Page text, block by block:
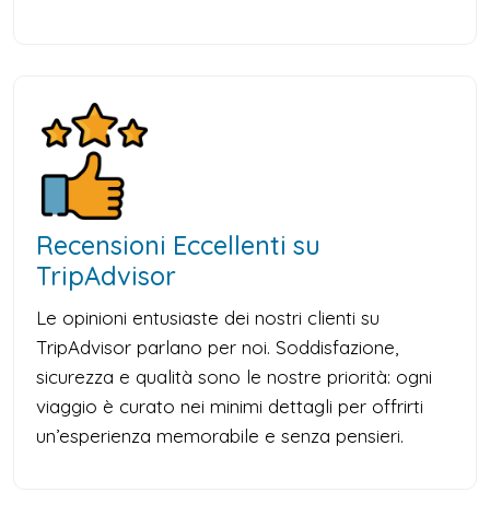
Recensioni Eccellenti su
TripAdvisor
Le opinioni entusiaste dei nostri clienti su
TripAdvisor parlano per noi. Soddisfazione,
sicurezza e qualità sono le nostre priorità: ogni
viaggio è curato nei minimi dettagli per offrirti
un’esperienza memorabile e senza pensieri.